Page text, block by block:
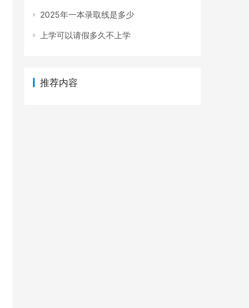
2025年一本录取线是多少
上学可以请假多久不上学
推荐内容